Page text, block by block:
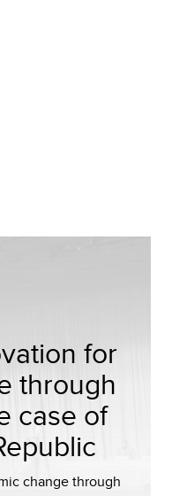
for
through
case of
change through